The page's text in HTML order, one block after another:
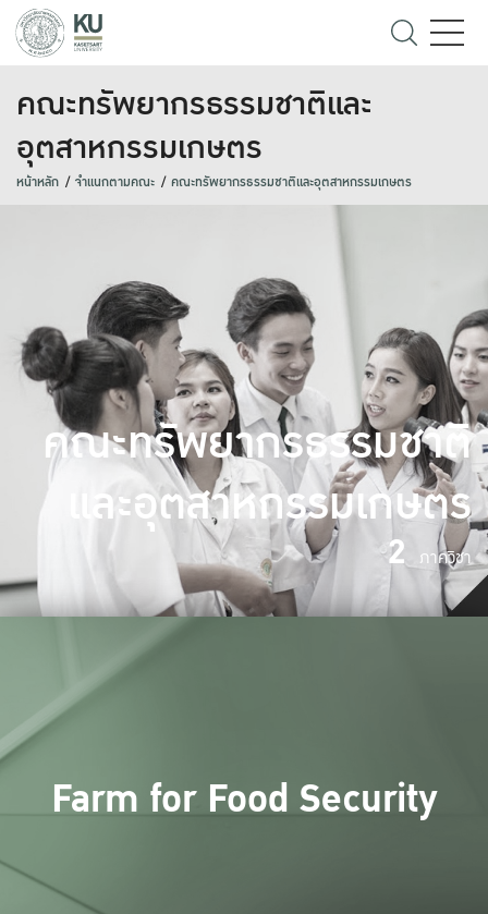
คณะทรัพยากรธรรมชาติและ
อุตสาหกรรมเกษตร
หน้าหลัก จำแนกตามคณะ คณะทรัพยากรธรรมชาติและอุตสาหกรรมเกษตร
คณะทรัพยากรธรรมชาติ
และอุตสาหกรรมเกษตร
2 ภาควิชา
Farm for Food Security